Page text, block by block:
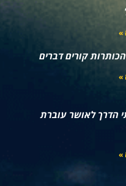
»
קורים דברים
»
הדרך לאושר עוברת
»